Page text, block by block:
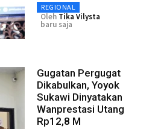
REGIONAL
Oleh Tika Vilysta
baru saja
Gugatan Pergugat
Dikabulkan, Yoyok
Sukawi Dinyatakan
Wanprestasi Utang
Rp12,8 M